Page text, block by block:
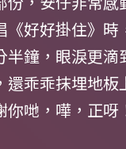
好好掛住》時
鐘，眼淚更滴
乖乖抹埋地板
哋，嘩，正呀